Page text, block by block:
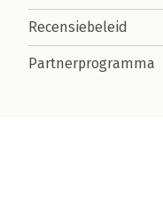
Recensiebeleid
Partnerprogramma